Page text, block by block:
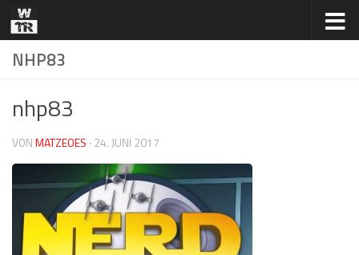
Zum Inhalt springen
NHP83
nhp83
VONMATZEOES · 24. JUNI 2017